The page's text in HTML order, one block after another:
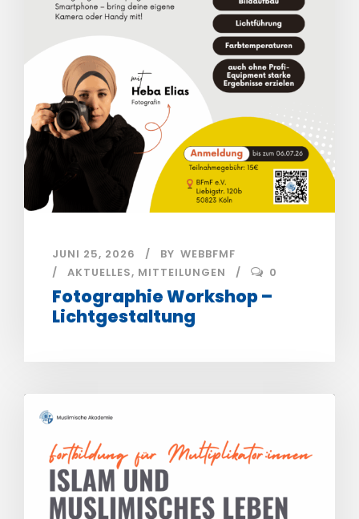
JUNI 25, 2026 BY WEBBFMF
AKTUELLES, MITTEILUNGEN 0
Fotographie Workshop –
Lichtgestaltung